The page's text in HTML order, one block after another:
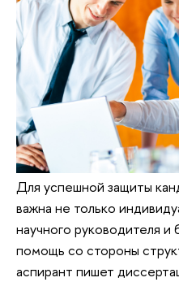
Для успешной защиты
важна не только
научного руководителя и
помощь со стороны
аспирант пишет